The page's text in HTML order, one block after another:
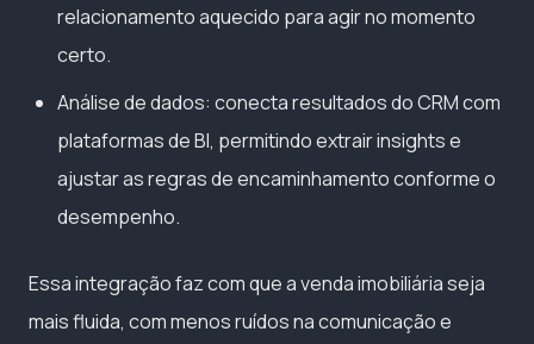
relacionamento aquecido para agir no momento
certo.
Análise de dados: conecta resultados do CRM com
plataformas de BI, permitindo extrair insights e
ajustar as regras de encaminhamento conforme o
desempenho.
Essa integração faz com que a venda imobiliária seja
mais fluida, com menos ruídos na comunicação e